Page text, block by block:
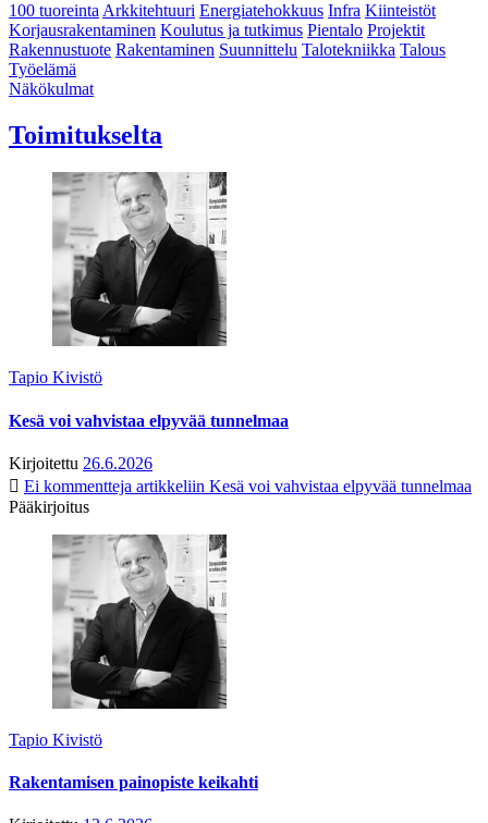
100 tuoreintaArkkitehtuuri Energiatehokkuus Infra Kiinteistöt
Korjausrakentaminen Koulutus ja tutkimus Pientalo Projektit
Rakennustuote Rakentaminen Suunnittelu Talotekniikka Talous
Työelämä
Näkökulmat
Toimitukselta
Tapio Kivistö
Kesä voi vahvistaa elpyvää tunnelmaa
Kirjoitettu 26.6.2026
Ei kommentteja artikkeliin Kesä voi vahvistaa elpyvää tunnelmaa
Pääkirjoitus
Tapio Kivistö
Rakentamisen painopiste keikahti